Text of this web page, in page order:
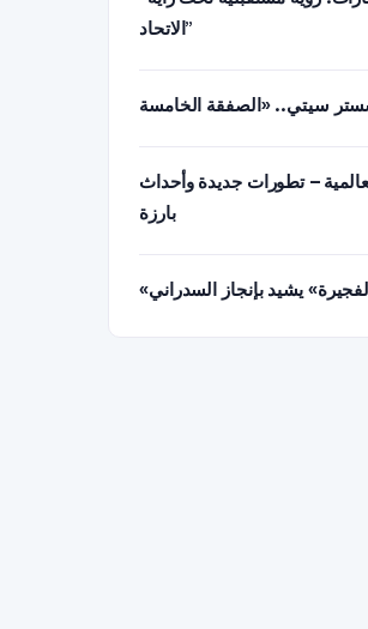
الاتحاد”
– تطورات جديدة وأحداث
بارزة
يشيد بإنجاز السدراني